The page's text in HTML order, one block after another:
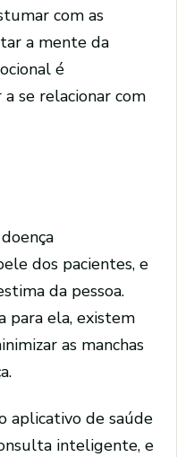
com as
a mente da
é
se relacionar com
dos pacientes, e
da pessoa.
para ela, existem
as manchas
aplicativo de saúde
inteligente, e